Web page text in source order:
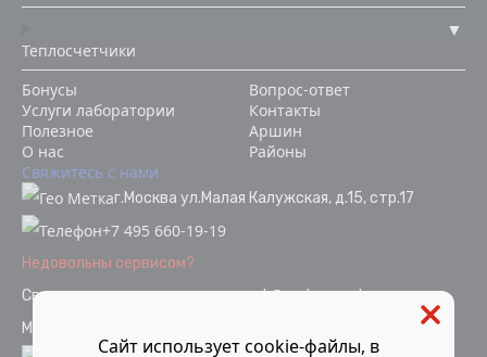
Теплосчетчики
Бонусы
Услуги лаборатории
Полезное
О нас
Вопрос-ответ
Контакты
Аршин
Районы
Свяжитесь с нами
г.Москва ул.Малая Калужская, д.15, стр.17
+7 495 660-19-19
Недовольны сервисом?
Связаться с отделом качестваok@vodopoverka.ru
Мы в социальных сетях:
Сайт использует cookie-файлы, в